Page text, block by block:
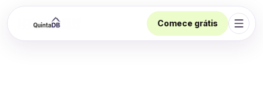
Comece grátis
Abrir